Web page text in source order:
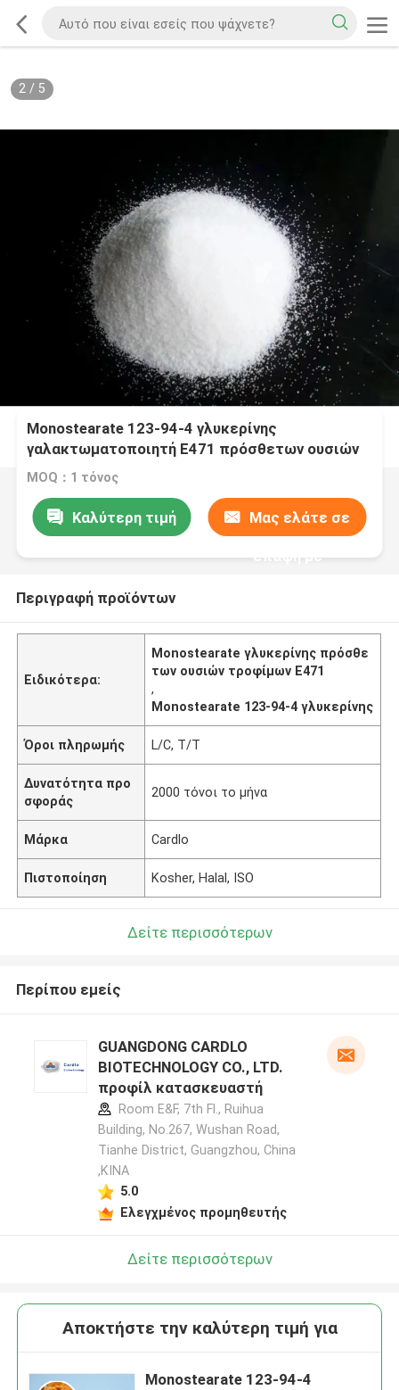
2/ 5
Monostearate 123-94-4 γλυκερίνης
γαλακτωματοποιητή E471 πρόσθετων ουσιών
τροφίμων
MOQ：1 τόνος
Καλύτερη τιμή Μας ελάτε σε
επαφή με
Περιγραφή προϊόντων
Ειδικότερα:
Monostearate γλυκερίνης πρόσθε
των ουσιών τροφίμων E471
,
Monostearate 123-94-4 γλυκερίνης
Όροι πληρωμής L/C, T/T
Δυνατότητα προ
σφοράς
2000 τόνοι το μήνα
Μάρκα Cardlo
Πιστοποίηση Kosher, Halal, ISO
Δείτε περισσότερων
Περίπου εμείς
GUANGDONG CARDLO
BIOTECHNOLOGY CO., LTD.
προφίλ κατασκευαστή
Room E&F, 7th Fl., Ruihua
Building, No.267, Wushan Road,
Tianhe District, Guangzhou, China
,ΚΙΝΑ
5.0
Ελεγχμένος προμηθευτής
Δείτε περισσότερων
Αποκτήστε την καλύτερη τιμή για
Monostearate 123-94-4